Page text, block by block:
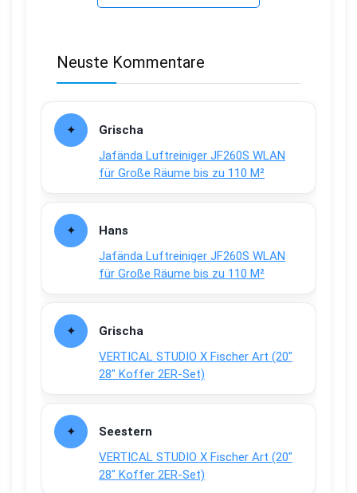
Neuste Kommentare
Grischa
Jafända Luftreiniger JF260S WLAN
für Große Räume bis zu 110 M²
Hans
Jafända Luftreiniger JF260S WLAN
für Große Räume bis zu 110 M²
Grischa
VERTICAL STUDIO X Fischer Art (20″
28″ Koffer 2ER-Set)
Seestern
VERTICAL STUDIO X Fischer Art (20″
28″ Koffer 2ER-Set)